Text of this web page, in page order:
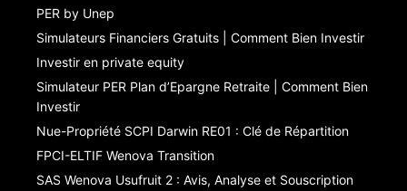
PER by Unep
Simulateurs Financiers Gratuits | Comment Bien Investir
Investir en private equity
Simulateur PER Plan d’Epargne Retraite | Comment Bien
Investir
Nue-Propriété SCPI Darwin RE01 : Clé de Répartition
FPCI-ELTIF Wenova Transition
SAS Wenova Usufruit 2 : Avis, Analyse et Souscription